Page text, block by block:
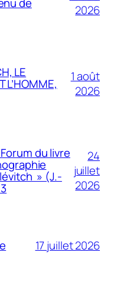
2026
LE
L’HOMME,
1 août
2026
du livre
» (J.-
24
juillet
2026
17 juillet 2026